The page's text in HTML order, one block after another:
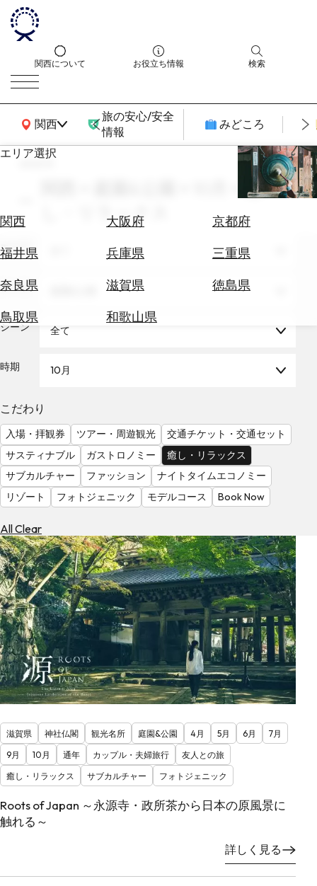
関西について お役立ち情報 検索
関西
関西広域MAP
旅の安心/安全
情報
みどころ
エリア選択
関西 大阪府
京都府
福井県
兵庫県
三重県
奈良県
滋賀県
徳島県
鳥取県
和歌山県
エ
券
テ
を
る
気
を
見
る
search
関西 × 庭園&公園 × 10月 × 癒
し・リラックス
エリア
テーマ
シーン 全て
時期 10月
こだわり
入場・拝観券 ツアー・周遊観光
交通チケット・交通セット
サスティナブル
ガストロノミー
癒し・リラックス
サブカルチャー
ファッション
ナイトタイムエコノミー
リゾート
フォトジェニック モデルコース Book Now
All Clear
滋賀県 神社仏閣 観光名所 庭園&公園 4月 5月 6月
7月
9月
10月 通年 カップル・夫婦旅行
友人との旅
癒し・リラックス
サブカルチャー フォトジェニック
Roots of Japan ～永源寺・政所茶から日本の原風景に
触れる～
詳しく見る